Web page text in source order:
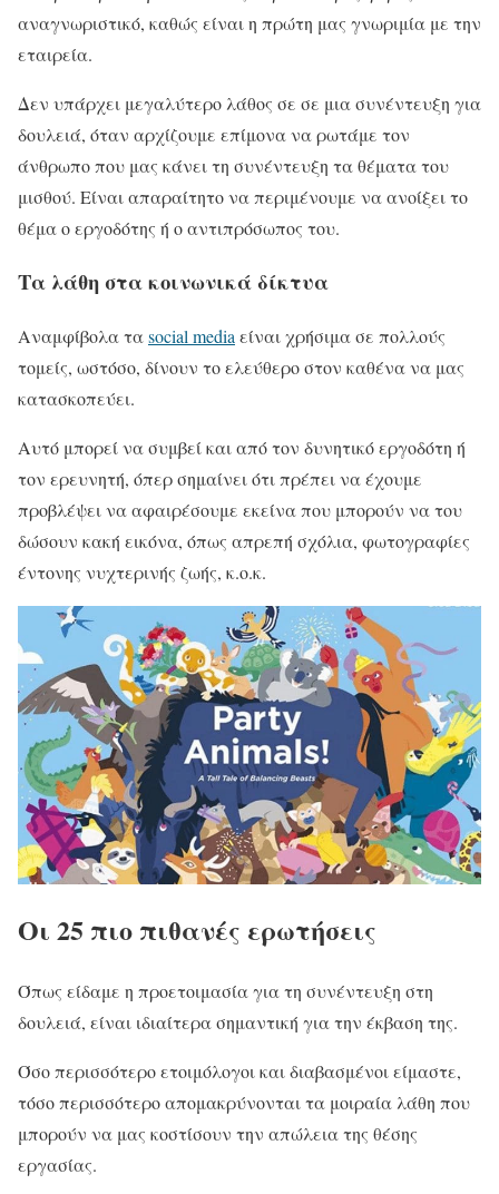
αναγνωριστικό, καθώς είναι η πρώτη μας γνωριμία με την
εταιρεία.
Δεν υπάρχει μεγαλύτερο λάθος σε σε μια συνέντευξη για
δουλειά, όταν αρχίζουμε επίμονα να ρωτάμε τον
άνθρωπο που μας κάνει τη συνέντευξη τα θέματα του
μισθού. Είναι απαραίτητο να περιμένουμε να ανοίξει το
θέμα ο εργοδότης ή ο αντιπρόσωπος του.
Τα λάθη στα κοινωνικά δίκτυα
Αναμφίβολα ταsocial media είναι χρήσιμα σε πολλούς
τομείς, ωστόσο, δίνουν το ελεύθερο στον καθένα να μας
κατασκοπεύει.
Αυτό μπορεί να συμβεί και από τον δυνητικό εργοδότη ή
τον ερευνητή, όπερ σημαίνει ότι πρέπει να έχουμε
προβλέψει να αφαιρέσουμε εκείνα που μπορούν να του
δώσουν κακή εικόνα, όπως απρεπή σχόλια, φωτογραφίες
έντονης νυχτερινής ζωής, κ.ο.κ.
Οι 25 πιο πιθανές ερωτήσεις
Όπως είδαμε η προετοιμασία για τη συνέντευξη στη
δουλειά, είναι ιδιαίτερα σημαντική για την έκβαση της.
Όσο περισσότερο ετοιμόλογοι και διαβασμένοι είμαστε,
τόσο περισσότερο απομακρύνονται τα μοιραία λάθη που
μπορούν να μας κοστίσουν την απώλεια της θέσης
εργασίας.